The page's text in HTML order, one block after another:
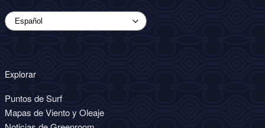
Explorar
Puntos de Surf
Mapas de Viento y Oleaje